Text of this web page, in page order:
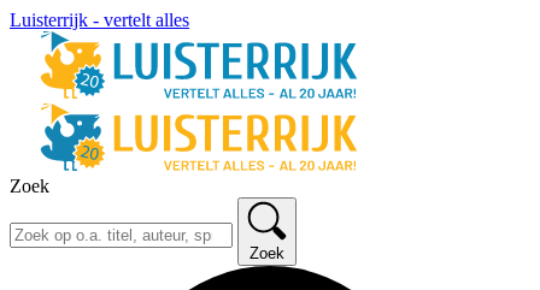
Luisterrijk - vertelt alles
Zoek
Zoek